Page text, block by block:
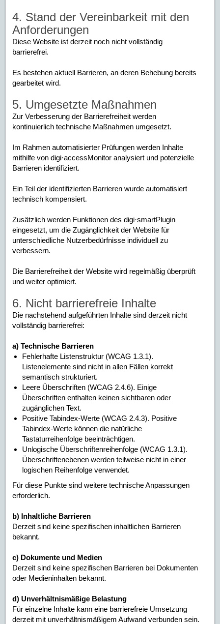
4. Stand der Vereinbarkeit mit den
Anforderungen
Diese Website ist derzeit noch nicht vollständig
barrierefrei.
Es bestehen aktuell Barrieren, an deren Behebung bereits
gearbeitet wird.
5. Umgesetzte Maßnahmen
Zur Verbesserung der Barrierefreiheit werden
kontinuierlich technische Maßnahmen umgesetzt.
Im Rahmen automatisierter Prüfungen werden Inhalte
mithilfe von digi·accessMonitor analysiert und potenzielle
Barrieren identifiziert.
Ein Teil der identifizierten Barrieren wurde automatisiert
technisch kompensiert.
Zusätzlich werden Funktionen des digi·smartPlugin
eingesetzt, um die Zugänglichkeit der Website für
unterschiedliche Nutzerbedürfnisse individuell zu
verbessern.
Die Barrierefreiheit der Website wird regelmäßig überprüft
und weiter optimiert.
6. Nicht barrierefreie Inhalte
Die nachstehend aufgeführten Inhalte sind derzeit nicht
vollständig barrierefrei:
a) Technische Barrieren
Fehlerhafte Listenstruktur (WCAG 1.3.1).
Listenelemente sind nicht in allen Fällen korrekt
semantisch strukturiert.
Leere Überschriften (WCAG 2.4.6). Einige
Überschriften enthalten keinen sichtbaren oder
zugänglichen Text.
Positive Tabindex-Werte (WCAG 2.4.3). Positive
Tabindex-Werte können die natürliche
Tastaturreihenfolge beeinträchtigen.
Unlogische Überschriftenreihenfolge (WCAG 1.3.1).
Überschriftenebenen werden teilweise nicht in einer
logischen Reihenfolge verwendet.
Für diese Punkte sind weitere technische Anpassungen
erforderlich.
b) Inhaltliche Barrieren
Derzeit sind keine spezifischen inhaltlichen Barrieren
bekannt.
c) Dokumente und Medien
Derzeit sind keine spezifischen Barrieren bei Dokumenten
oder Medieninhalten bekannt.
d) Unverhältnismäßige Belastung
Für einzelne Inhalte kann eine barrierefreie Umsetzung
derzeit mit unverhältnismäßigem Aufwand verbunden sein.